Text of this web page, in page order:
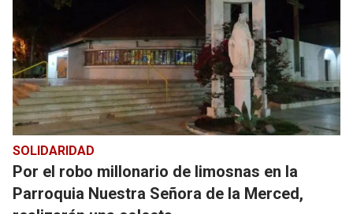
SOLIDARIDAD
Por el robo millonario de limosnas en la
Parroquia Nuestra Señora de la Merced,